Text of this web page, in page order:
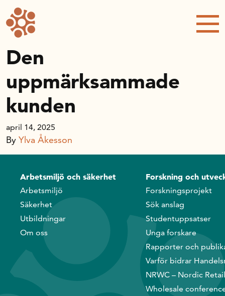
Forskning och utveckling
Kompetens och omställning
Handelns ekonomiska råd
Kalender
Handelsrådet Play
Om oss
Handelsfakta.se
In English
Den
uppmärksammade
kunden
april 14, 2025
By Ylva Åkesson
Arbetsmiljö och säkerhet
Arbetsmiljö
Säkerhet
Utbildningar
Om oss
Forskning och
Forskningsprojekt
Sök anslag
Studentuppsatser
Unga forskare
Rapporter och
Varför bidrar
NRWC – Nordic
Wholesale